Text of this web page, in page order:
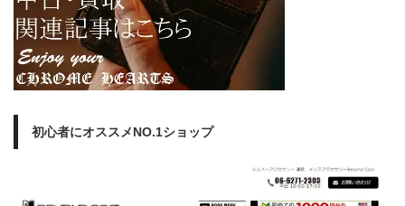
初心者にオススメNO.1ショップ